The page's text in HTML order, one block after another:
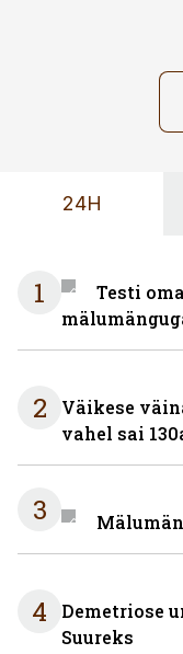
24H
1
Testi
2
Väikese
vahel sai
3
4
Demetriose
Suureks